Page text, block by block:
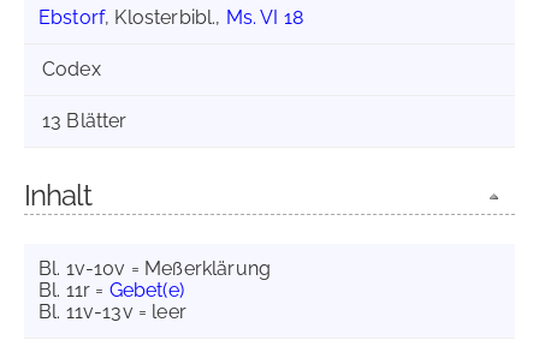
Ebstorf, Klosterbibl., Ms. VI 18
Codex
13 Blätter
Inhalt
Bl. 1v-10v = Meßerklärung
Bl. 11r = Gebet(e)
Bl. 11v-13v = leer